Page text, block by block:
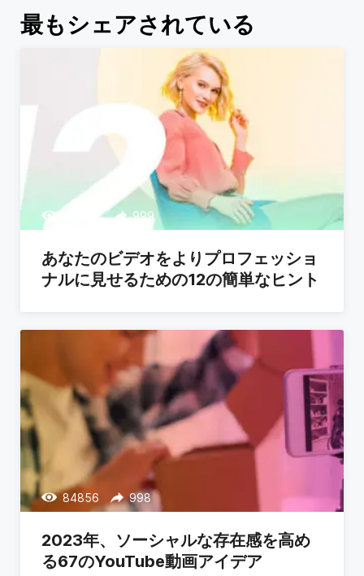
最もシェアされている
413717 999
あなたのビデオをよりプロフェッショ
ナルに見せるための12の簡単なヒント
84856 998
2023年、ソーシャルな存在感を高め
る67のYouTube動画アイデア